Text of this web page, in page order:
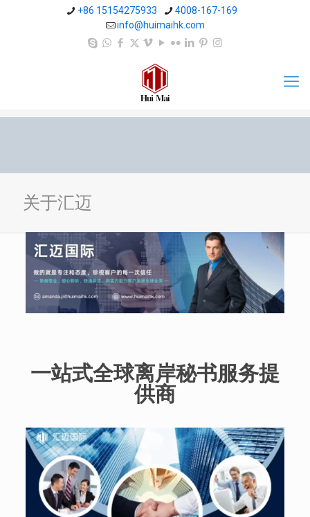
+86 15154275933
4008-167-169
info@huimaihk.com
关于汇迈
一站式全球离岸秘书服务提
供商